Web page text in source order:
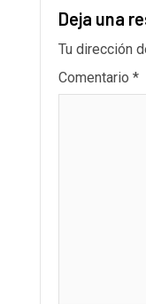
Deja una
Tu dirección
Comentario *